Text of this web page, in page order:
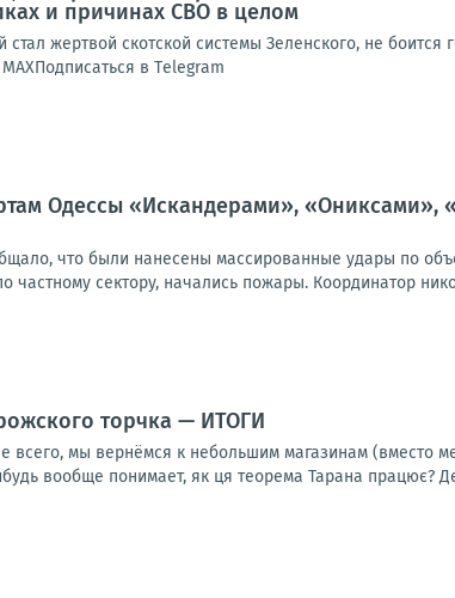
и причинах СВО в целом
жертвой скотской системы Зеленского, не
в Тelegram
Одессы «Искандерами», «Ониксами»,
что были нанесены массированные удары по
частному сектору, начались пожары. Координатор
торчка — ИТОГИ
всего, мы вернёмся к небольшим магазинам (вместо
вообще понимает, як ця теорема Тарана працює?